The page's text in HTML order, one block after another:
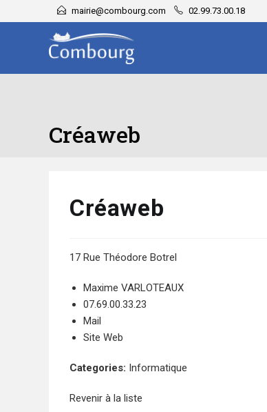
mairie@combourg.com 02.99.73.00.18
Créaweb
Créaweb
17 Rue Théodore Botrel
Maxime VARLOTEAUX
07.69.00.33.23
Mail
Site Web
Categories: Informatique
Revenir à la liste